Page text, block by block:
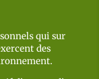
qui sur
des